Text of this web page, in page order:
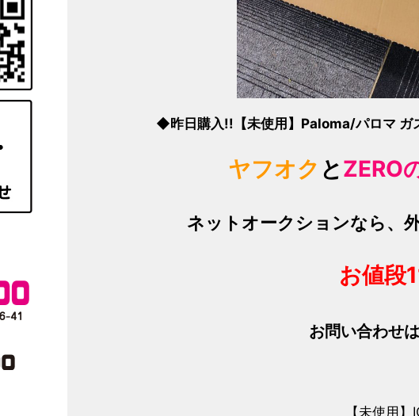
◆昨日購入!!【未使用】Paloma/パロマ ガ
ヤフオク とZERO
ネットオークションなら、
お値段
お問い合わせは
【未使用】